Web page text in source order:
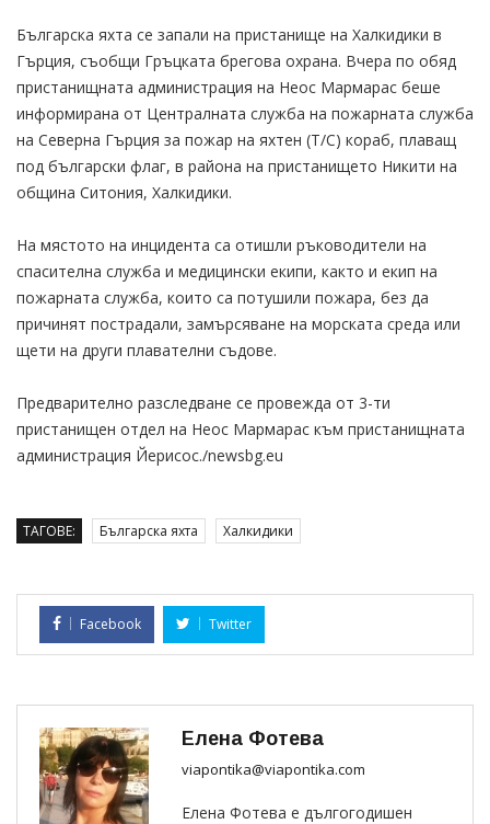
Българска яхта се запали на пристанище на Халкидики в
Гърция, съобщи Гръцката брегова охрана. Вчера по обяд
пристанищната администрация на Неос Мармарас беше
информирана от Централната служба на пожарната служба
на Северна Гърция за пожар на яхтен (T/C) кораб, плаващ
под български флаг, в района на пристанището Никити на
община Ситония, Халкидики.
На мястото на инцидента са отишли ръководители на
спасителна служба и медицински екипи, както и екип на
пожарната служба, които са потушили пожара, без да
причинят пострадали, замърсяване на морската среда или
щети на други плавателни съдове.
Предварително разследване се провежда от 3-ти
пристанищен отдел на Неос Мармарас към пристанищната
администрация Йерисос./newsbg.eu
ТАГОВЕ: Българска яхта Халкидики
Facebook Twitter
Елена Фотева
viapontika@viapontika.com
Елена Фотева е дългогодишен